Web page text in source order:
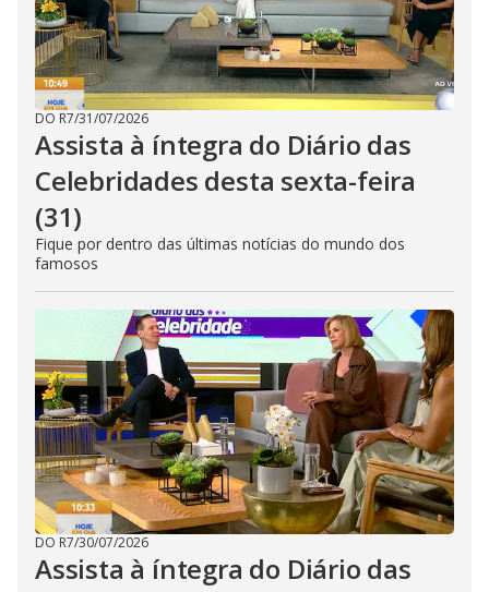
DO R7/31/07/2026
Assista à íntegra do Diário das
Celebridades desta sexta-feira
(31)
Fique por dentro das últimas notícias do mundo dos
famosos
DO R7/30/07/2026
Assista à íntegra do Diário das